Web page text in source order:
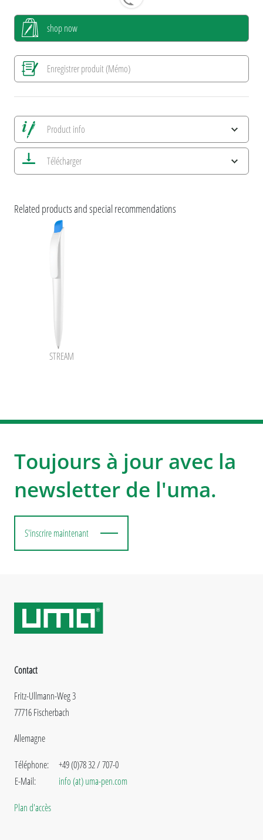
shop now
Enregistrer produit (Mémo)
Product info
Alle Ansichten speichern
Enregistrer image actuelle
Informations d'impression
Télécharger
Related products and special recommendations
STREAM
Toujours à jour avec la
newsletter de l'uma.
S'inscrire maintenant
Contact
Fritz-Ullmann-Weg 3
77716 Fischerbach
Allemagne
Téléphone:
E-Mail:
+49 (0)78 32 / 707-0
info (at) uma-pen.com
Plan d'accès